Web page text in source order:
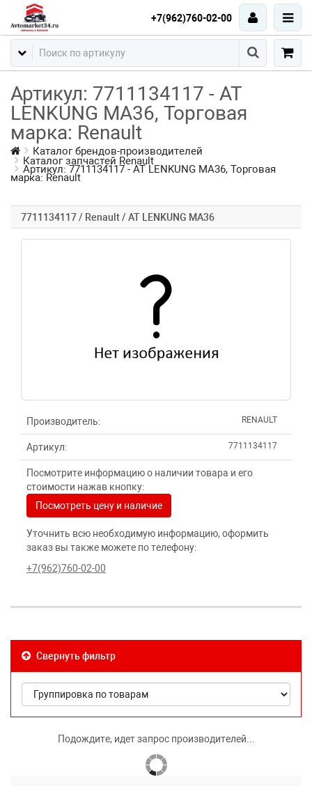
+7(962)760-02-00
Артикул: 7711134117 - AT
LENKUNG MA36, Торговая
марка: Renault
Каталог брендов-производителей
Каталог запчастей Renault
Артикул: 7711134117 - AT LENKUNG MA36, Торговая
марка: Renault
7711134117 / Renault / AT LENKUNG MA36
Производитель: RENAULT
Артикул: 7711134117
Посмотрите информацию о наличии товара и его
стоимости нажав кнопку:
Посмотреть цену и наличие
Уточнить всю необходимую информацию, оформить
заказ вы также можете по телефону:
+7(962)760-02-00
Свернуть фильтр
Подождите, идет запрос производителей...